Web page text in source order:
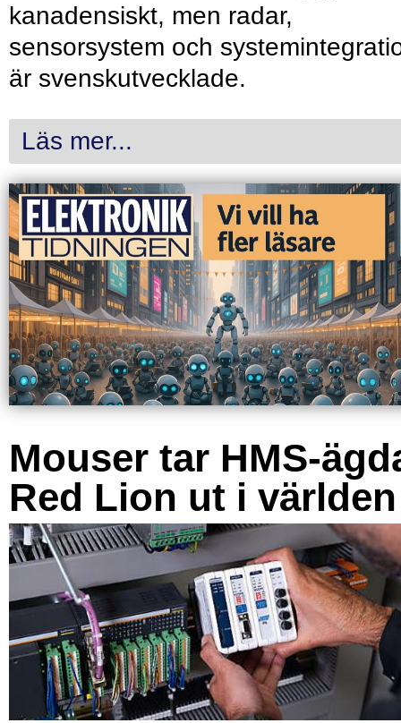
kanadensiskt, men radar,
sensorsystem och
är svenskutvecklade.
Läs mer...
Mouser tar HMS-
Red Lion ut i världen